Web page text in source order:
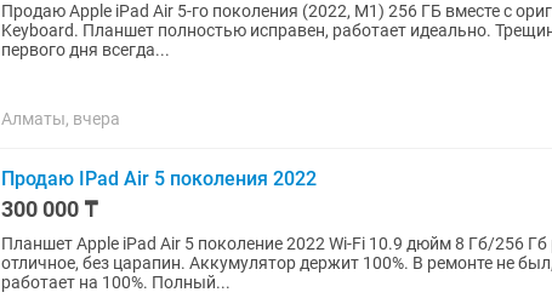
Продаю Apple iPad Air 5-го поколения (2022, M1) 256 ГБ вместе с
Keyboard. Планшет полностью исправен, работает идеально.
первого дня всегда...
Алматы, вчера
Продаю IPad Air 5 поколения 2022
300 000 ₸
Планшет Apple iPad Air 5 поколение 2022 Wi-Fi 10.9 дюйм 8 Гб/256 Гб розовый Состояние
отличное, без царапин. Аккумулятор держит 100%. В ремонте не
работает на 100%. Полный...